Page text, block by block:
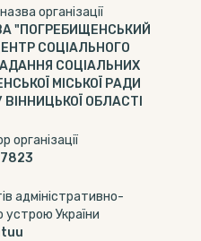
організації
"ПОГРЕБИЩЕНСЬКИЙ
СОЦІАЛЬНОГО
СОЦІАЛЬНИХ
МІСЬКОЇ РАДИ
ОБЛАСТІ
організації
адміністративно-
устрою України